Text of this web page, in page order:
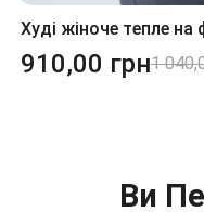
Худі жіноче тепле на
910,00 грн1
Ви